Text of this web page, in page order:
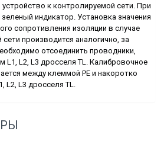
к контролируемой сети. При
индикатор. Установка значения
сопротивления изоляции в случае
производится аналогично, за
отсоединить проводники,
L2, L3 дросселя TL. Калибровочное
между клеммой PE и накоротко
L3 дросселя TL.